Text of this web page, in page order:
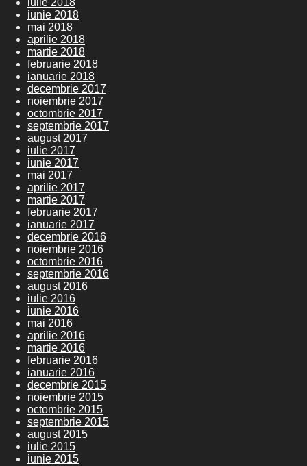
iulie 2018
iunie 2018
mai 2018
aprilie 2018
martie 2018
februarie 2018
ianuarie 2018
decembrie 2017
noiembrie 2017
octombrie 2017
septembrie 2017
august 2017
iulie 2017
iunie 2017
mai 2017
aprilie 2017
martie 2017
februarie 2017
ianuarie 2017
decembrie 2016
noiembrie 2016
octombrie 2016
septembrie 2016
august 2016
iulie 2016
iunie 2016
mai 2016
aprilie 2016
martie 2016
februarie 2016
ianuarie 2016
decembrie 2015
noiembrie 2015
octombrie 2015
septembrie 2015
august 2015
iulie 2015
iunie 2015